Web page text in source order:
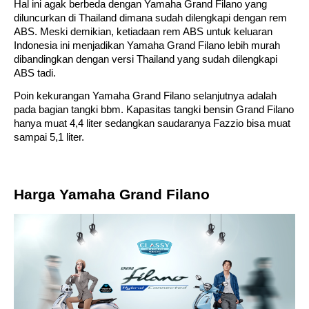
Hal ini agak berbeda dengan Yamaha Grand Filano yang
diluncurkan di Thailand dimana sudah dilengkapi dengan rem
ABS. Meski demikian, ketiadaan rem ABS untuk keluaran
Indonesia ini menjadikan Yamaha Grand Filano lebih murah
dibandingkan dengan versi Thailand yang sudah dilengkapi
ABS tadi.
Poin kekurangan Yamaha Grand Filano selanjutnya adalah
pada bagian tangki bbm. Kapasitas tangki bensin Grand Filano
hanya muat 4,4 liter sedangkan saudaranya Fazzio bisa muat
sampai 5,1 liter.
Harga Yamaha Grand Filano